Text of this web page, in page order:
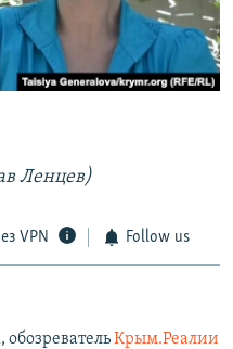
Ленцев)
VPN Follow us
Крым.Реалии